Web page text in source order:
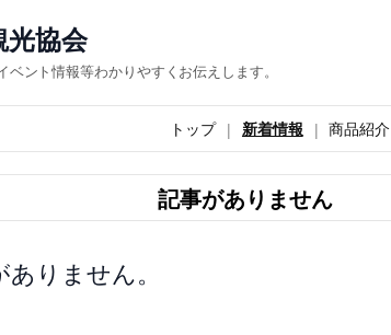
光協会
ント情報等わかりやすくお伝えします。
トップ 新着情報 商品紹介
記事がありません
りません。